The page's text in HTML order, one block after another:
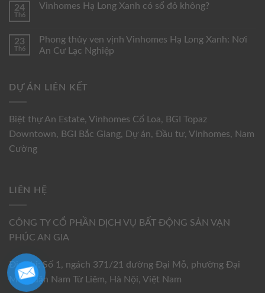
24
Th6
Vinhomes Hạ Long Xanh có sổ đỏ không?
23
Th6
Phong thủy ven vịnh Vinhomes Hạ Long Xanh: Nơi
An Cư Lạc Nghiệp
DỰ ÁN LIÊN KẾT
Biệt thự An Estate, Vinhomes Cổ Loa, BGI Topaz
Downtown, BGI Bắc Giang, Dự án, Đầu tư, Vinhomes, Nam
Cường
LIÊN HỆ
CÔNG TY CỔ PHẦN DỊCH VỤ BẤT ĐỘNG SẢN VẠN
PHÚC AN GIA
Địa chỉ: Số 1, ngách 371/21 đường Đại Mỗ, phường Đại
Mỗ, quận Nam Từ Liêm, Hà Nội, Việt Nam